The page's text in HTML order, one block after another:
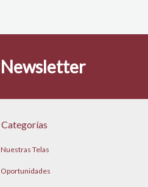
Newsletter
Categorías
Nuestras Telas
Oportunidades